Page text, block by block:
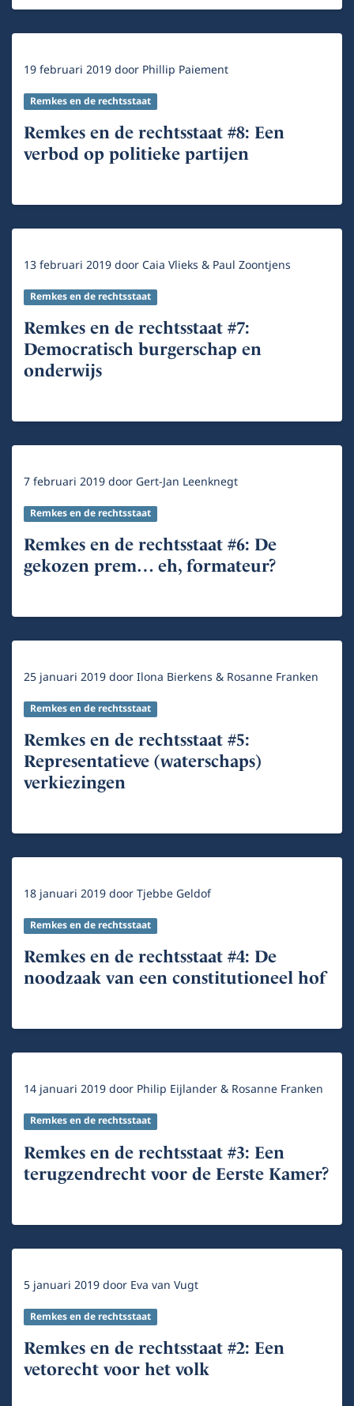
19 februari 2019door Phillip Paiement
Remkes en de rechtsstaat
Remkes en de rechtsstaat #8: Een
verbod op politieke partijen
13 februari 2019doorCaia Vlieks & Paul Zoontjens
Remkes en de rechtsstaat
Remkes en de rechtsstaat #7:
Democratisch burgerschap en
onderwijs
7 februari 2019door Gert-Jan Leenknegt
Remkes en de rechtsstaat
Remkes en de rechtsstaat #6: De
gekozen prem… eh, formateur?
25 januari 2019doorIlona Bierkens & Rosanne Franken
Remkes en de rechtsstaat
Remkes en de rechtsstaat #5:
Representatieve (waterschaps)
verkiezingen
18 januari 2019doorTjebbe Geldof
Remkes en de rechtsstaat
Remkes en de rechtsstaat #4: De
noodzaak van een constitutioneel hof
14 januari 2019door Philip Eijlander & Rosanne Franken
Remkes en de rechtsstaat
Remkes en de rechtsstaat #3: Een
terugzendrecht voor de Eerste Kamer?
5 januari 2019door Eva van Vugt
Remkes en de rechtsstaat
Remkes en de rechtsstaat #2: Een
vetorecht voor het volk